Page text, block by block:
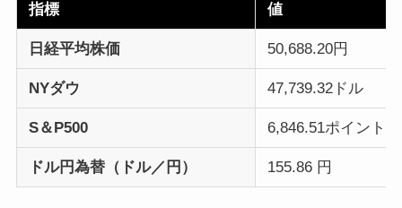
指標 値
日経平均株価 50,688.20円
NYダウ 47,739.32ドル
S＆P500 6,846.51ポイント
ドル円為替（ドル／円） 155.86 円